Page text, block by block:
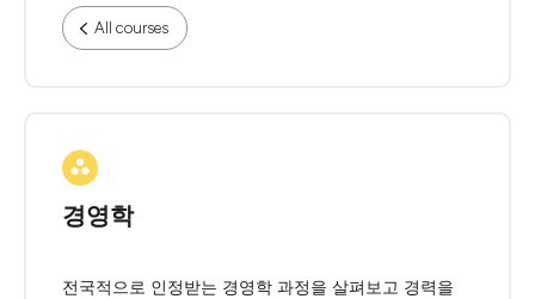
All courses
경영학
전국적으로 인정받는 경영학 과정을 살펴보고 경력을